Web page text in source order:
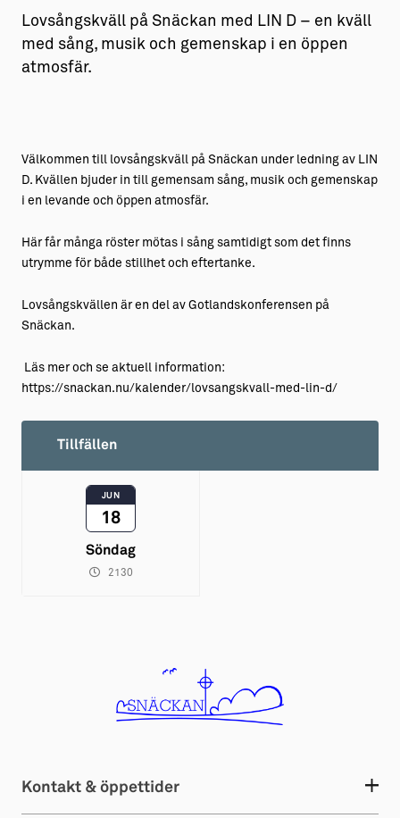
Lovsångskväll på Snäckan med LIN D – en kväll
med sång, musik och gemenskap i en öppen
atmosfär.
Välkommen till lovsångskväll på Snäckan under ledning av LIN
D. Kvällen bjuder in till gemensam sång, musik och gemenskap
i en levande och öppen atmosfär.
Här får många röster mötas i sång samtidigt som det finns
utrymme för både stillhet och eftertanke.
Lovsångskvällen är en del av Gotlandskonferensen på
Snäckan.
Läs mer och se aktuell information:
https://snackan.nu/kalender/lovsangskvall-med-lin-d/
Tillfällen
JUN
18
Söndag
2130
Kontakt & öppettider